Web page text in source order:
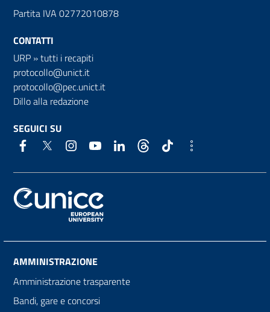
Partita IVA 02772010878
CONTATTI
URP »tutti i recapiti
protocollo@unict.it
protocollo@pec.unict.it
Dillo alla redazione
SEGUICI SU
AMMINISTRAZIONE
Amministrazione trasparente
Bandi, gare e concorsi